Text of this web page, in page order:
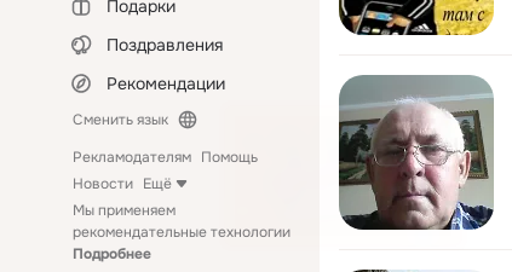
Подарки
Поздравления
Рекомендации
Сменить язык
Рекламодателям Помощь
Новости Ещё
Мы применяем
рекомендательные технологии
Подробнее